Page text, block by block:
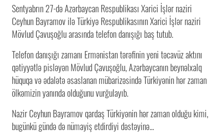
Sentyabrın 27-də Azərbaycan Respublikası Xarici İşlər naziri
Ceyhun Bayramov ilə Türkiyə Respublikasının Xarici İşlər naziri
Mövlud Çavuşoğlu arasında telefon danışığı baş tutub.
Telefon danışığı zamanı Ermənistan tərəfinin yeni təcavüz aktını
qətiyyətlə pisləyən Mövlud Çavuşoğlu, Azərbaycanın beynəlxalq
hüquqa və ədalətə əsaslanan mübarizəsində Türkiyənin hər zaman
ölkəmizin yanında olduğunu vurğulayıb.
Nazir Ceyhun Bayramov qardaş Türkiyənin hər zaman olduğu kimi,
bugünkü gündə də nümayiş etdirdiyi dəstəyinə...